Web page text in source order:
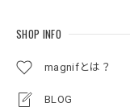
SHOP INFO
magnifとは？
BLOG